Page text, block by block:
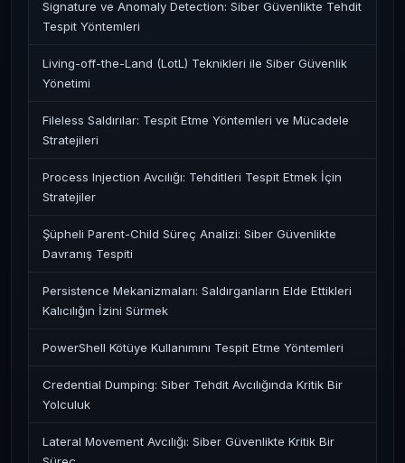
Signature ve Anomaly Detection: Siber Güvenlikte Tehdit
Tespit Yöntemleri
Living-off-the-Land (LotL) Teknikleri ile Siber Güvenlik
Yönetimi
Fileless Saldırılar: Tespit Etme Yöntemleri ve Mücadele
Stratejileri
Process Injection Avcılığı: Tehditleri Tespit Etmek İçin
Stratejiler
Şüpheli Parent-Child Süreç Analizi: Siber Güvenlikte
Davranış Tespiti
Persistence Mekanizmaları: Saldırganların Elde Ettikleri
Kalıcılığın İzini Sürmek
PowerShell Kötüye Kullanımını Tespit Etme Yöntemleri
Credential Dumping: Siber Tehdit Avcılığında Kritik Bir
Yolculuk
Lateral Movement Avcılığı: Siber Güvenlikte Kritik Bir